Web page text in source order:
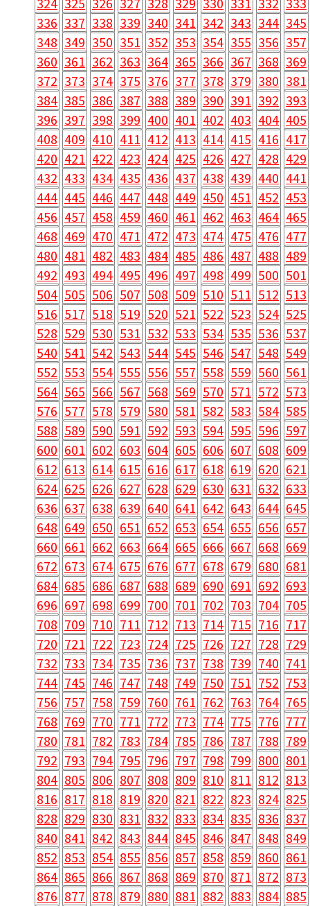
336 337 338 339 340 341 342 343 344 345
348 349 350 351 352 353 354 355 356 357
360 361 362 363 364 365 366 367 368 369
372 373 374 375 376 377 378 379 380 381
384 385 386 387 388 389 390 391 392 393
396 397 398 399 400 401 402 403 404 405
408 409 410 411 412 413 414 415 416 417
420 421 422 423 424 425 426 427 428 429
432 433 434 435 436 437 438 439 440 441
444 445 446 447 448 449 450 451 452 453
456 457 458 459 460 461 462 463 464 465
468 469 470 471 472 473 474 475 476 477
480 481 482 483 484 485 486 487 488 489
492 493 494 495 496 497 498 499 500 501
504 505 506 507 508 509 510 511 512 513
516 517 518 519 520 521 522 523 524 525
528 529 530 531 532 533 534 535 536 537
540 541 542 543 544 545 546 547 548 549
552 553 554 555 556 557 558 559 560 561
564 565 566 567 568 569 570 571 572 573
576 577 578 579 580 581 582 583 584 585
588 589 590 591 592 593 594 595 596 597
600 601 602 603 604 605 606 607 608 609
612 613 614 615 616 617 618 619 620 621
624 625 626 627 628 629 630 631 632 633
636 637 638 639 640 641 642 643 644 645
648 649 650 651 652 653 654 655 656 657
660 661 662 663 664 665 666 667 668 669
672 673 674 675 676 677 678 679 680 681
684 685 686 687 688 689 690 691 692 693
696 697 698 699 700 701 702 703 704 705
708 709 710 711 712 713 714 715 716 717
720 721 722 723 724 725 726 727 728 729
732 733 734 735 736 737 738 739 740 741
744 745 746 747 748 749 750 751 752 753
756 757 758 759 760 761 762 763 764 765
768 769 770 771 772 773 774 775 776 777
780 781 782 783 784 785 786 787 788 789
792 793 794 795 796 797 798 799 800 801
804 805 806 807 808 809 810 811 812 813
816 817 818 819 820 821 822 823 824 825
828 829 830 831 832 833 834 835 836 837
840 841 842 843 844 845 846 847 848 849
852 853 854 855 856 857 858 859 860 861
864 865 866 867 868 869 870 871 872 873
876 877 878 879 880 881 882 883 884 885